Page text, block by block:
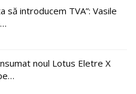
să introducem TVA”: Vasile
noul Lotus Eletre X